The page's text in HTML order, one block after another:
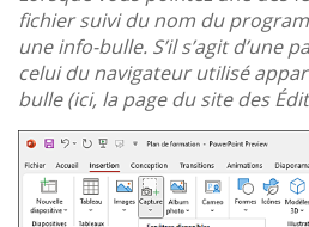
fichier suivi du nom du
une info-bulle. S’il s’agit d’une
celui du navigateur utilisé
bulle (ici, la page du site des